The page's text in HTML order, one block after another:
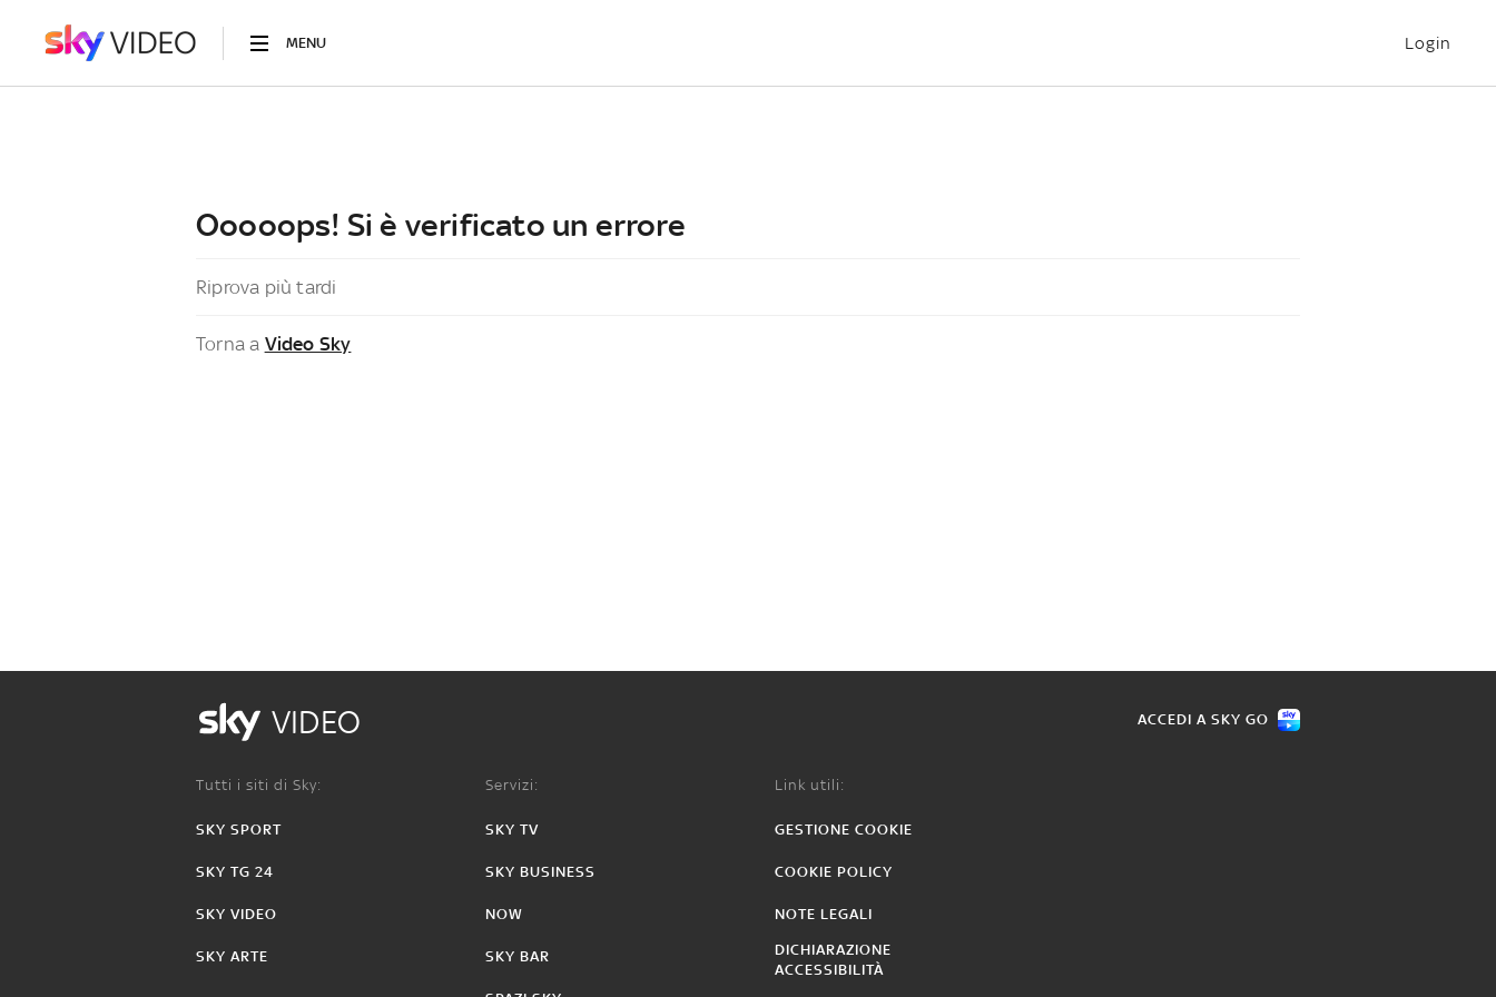
MENU Login
Ooooops! Si è verificato un errore
Riprova più tardi
Torna a Video Sky
VIDEO ACCEDI A SKY GO
Tutti i siti di Sky:
SKY SPORT
SKY TG 24
SKY VIDEO
SKY ARTE
Servizi:
SKY TV
SKY BUSINESS
NOW
SKY BAR
Link utili:
GESTIONE COOKIE
COOKIE POLICY
NOTE LEGALI
DICHIARAZIONE
ACCESSIBILITÀ